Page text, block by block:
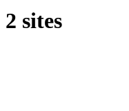
2 sites